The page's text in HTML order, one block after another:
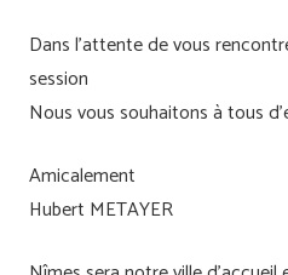
Dans l’attente de vous
session
Nous vous souhaitons à tous
Amicalement
Hubert METAYER